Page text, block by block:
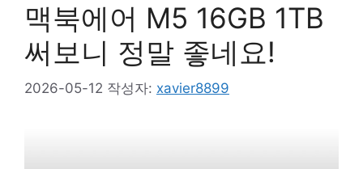
맥북에어 M5 16GB 1TB
써보니 정말 좋네요!
2026-05-12 작성자: xavier8899